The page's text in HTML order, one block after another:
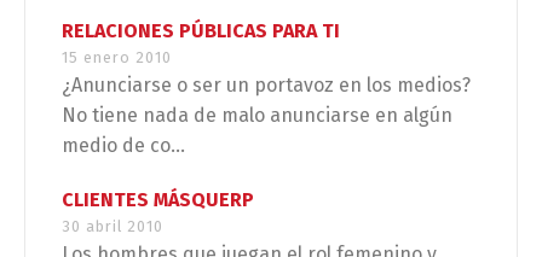
RELACIONES PÚBLICAS PARA TI
15 enero 2010
¿Anunciarse o ser un portavoz en los medios?
No tiene nada de malo anunciarse en algún
medio de co...
CLIENTES MÁSQUERP
30 abril 2010